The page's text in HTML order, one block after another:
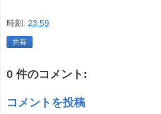
時刻: 23:59
共有
0 件のコメント:
コメントを投稿